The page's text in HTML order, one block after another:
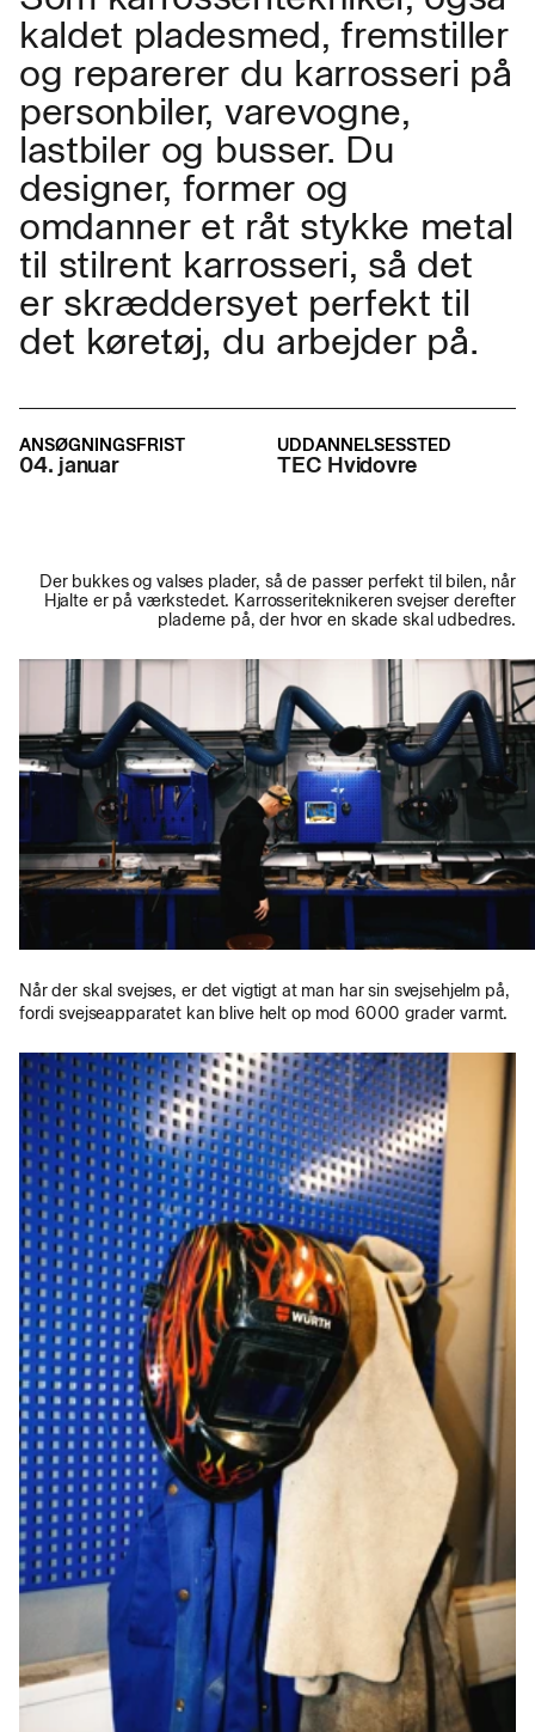
kaldet pladesmed, fremstiller
og reparerer du karrosseri på
personbiler, varevogne,
lastbiler og busser. Du
designer, former og
omdanner et råt stykke metal
til stilrent karrosseri, så det
er skræddersyet perfekt til
det køretøj, du arbejder på.
ANSØGNINGSFRIST
04. januar
UDDANNELSESSTED
TEC Hvidovre
Der bukkes og valses plader, så de passer perfekt til bilen, når
Hjalte er på værkstedet. Karrosseriteknikeren svejser derefter
pladerne på, der hvor en skade skal udbedres.
Når der skal svejses, er det vigtigt at man har sin svejsehjelm på,
fordi svejseapparatet kan blive helt op mod 6000 grader varmt.